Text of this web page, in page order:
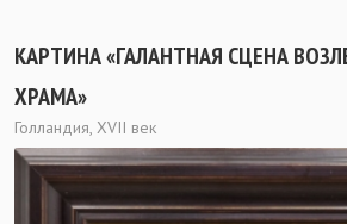
КАРТИНА «ГАЛАНТНАЯ СЦЕНА
ХРАМА»
Голландия, XVII век